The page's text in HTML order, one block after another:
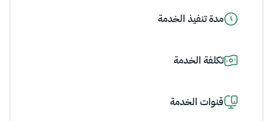
مدة تنفيذ الخدمة
تكلفة الخدمة
قنوات الخدمة